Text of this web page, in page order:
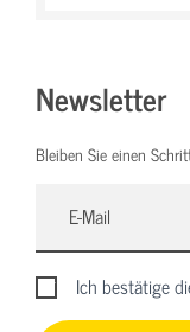
Newsletter
Bleiben Sie einen
Ich bestätige